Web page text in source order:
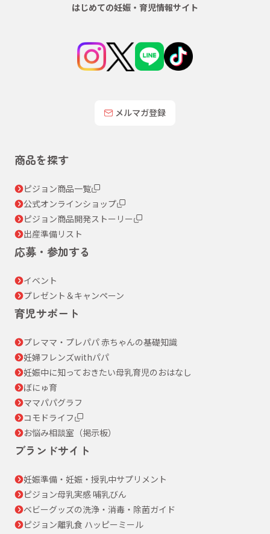
はじめての妊娠・育児情報サイト
メルマガ登録
商品を探す
ピジョン商品一覧
公式オンラインショップ
ピジョン商品開発ストーリー
出産準備リスト
応募・参加する
イベント
プレゼント＆キャンペーン
育児サポート
プレママ・プレパパ 赤ちゃんの基礎知識
妊婦フレンズwithパパ
妊娠中に知っておきたい母乳育児のおはなし
ぼにゅ育
ママパパグラフ
コモドライフ
お悩み相談室（掲示板）
ブランドサイト
妊娠準備・妊娠・授乳中サプリメント
ピジョン母乳実感 哺乳びん
ベビーグッズの洗浄・消毒・除菌ガイド
ピジョン離乳食 ハッピーミール